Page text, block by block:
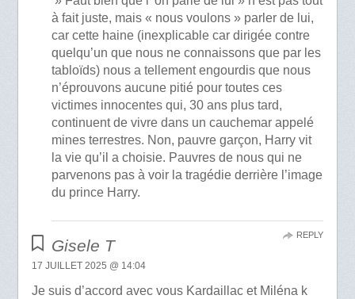
à fait juste, mais « nous voulons » parler de lui,
car cette haine (inexplicable car dirigée contre
quelqu’un que nous ne connaissons que par les
tabloïds) nous a tellement engourdis que nous
n’éprouvons aucune pitié pour toutes ces
victimes innocentes qui, 30 ans plus tard,
continuent de vivre dans un cauchemar appelé
mines terrestres. Non, pauvre garçon, Harry vit
la vie qu’il a choisie. Pauvres de nous qui ne
parvenons pas à voir la tragédie derrière l’image
du prince Harry.
Gisele T
17 JUILLET 2025 @ 14:04
Je suis d’accord avec vous Kardaillac et Miléna k
REPLY